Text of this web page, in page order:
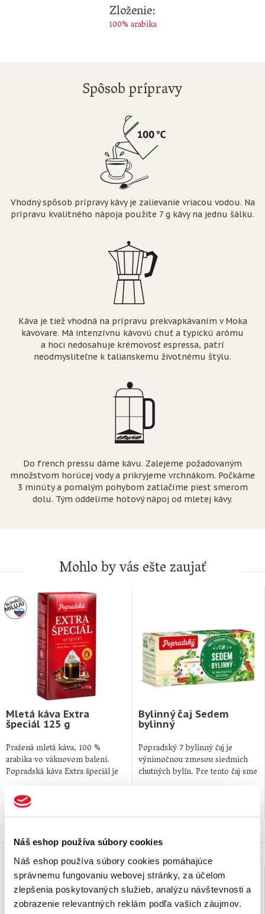
Náš eshop používa súbory cookies
Náš eshop používa súbory cookies pomáhajúce
správnemu fungovaniu webovej stránky, za účelom
zlepšenia poskytovaných služieb, analýzu návštevnosti a
zobrazenie relevantných reklám podľa vašich záujmov.
Zloženie:
100% arabika
Spôsob prípravy
Vhodný spôsob prípravy kávy je zalievanie vriacou vodou. Na
prípravu kvalitného nápoja použite 7 g kávy na jednu šálku.
Káva je tiež vhodná na prípravu prekvapkávaním v Moka
kávovare. Má intenzívnu kávovú chuť a typickú arómu
a hoci nedosahuje krémovosť espressa, patrí
neodmysliteľne k talianskemu životnému štýlu.
Do french pressu dáme kávu. Zalejeme požadovaným
množstvom horúcej vody a prikryjeme vrchnákom. Počkáme
3 minúty a pomalým pohybom zatlačíme piest smerom
dolu. Tým oddelíme hotový nápoj od mletej kávy.
Mohlo by vás ešte zaujať
Mletá káva Extra
špeciál 125 g
Pražená mletá káva, 100 %
arabika vo vákuovom balení.
Popradská káva Extra špeciál je
3,69€
na sklade
Bylinný čaj Sedem
bylinný
Popradský 7 bylinný čaj je
výnimočnou zmesou siedmich
chutných bylín. Pre tento čaj sme